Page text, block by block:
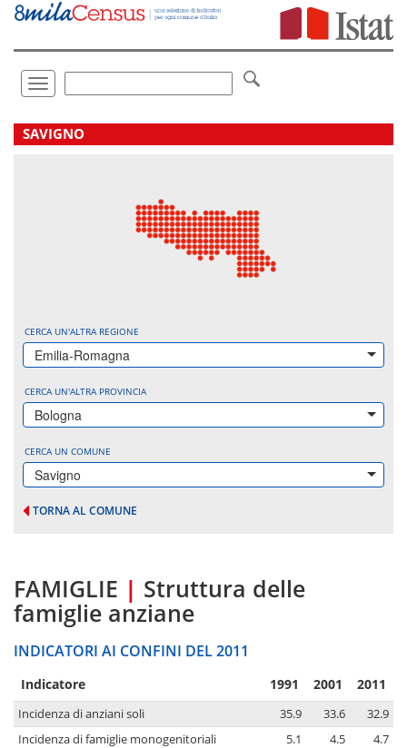
Vai
direttamente
Toggle
navigation
.
SAVIGNO
CERCA UN'ALTRA REGIONE
Emilia-Romagna
CERCA UN'ALTRA PROVINCIA
Bologna
CERCA UN COMUNE
Savigno
TORNA AL COMUNE
FAMIGLIE | Struttura delle
famiglie anziane
INDICATORI AI CONFINI DEL 2011
Indicatore 1991 2001 2011
Incidenza di anziani soli 35.9 33.6
32.9
Incidenza di famiglie monogenitoriali
5.1 4.5 4.7